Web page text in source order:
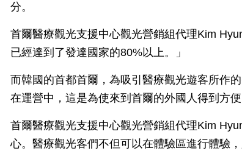
分。
首爾醫療觀光支援中心觀光營銷組代理Kim
已經達到了發達國家的80%以上。」
而韓國的首都首爾，為吸引醫療觀光遊客所作
在運營中，這是為使來到首爾的外國人得到方
首爾醫療觀光支援中心觀光營銷組代理Kim
心。醫療觀光客們不但可以在體驗區進行體驗